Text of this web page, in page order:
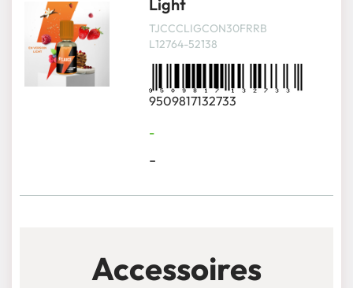
Light
TJCCCLIGCON30FRRB
L12764-52138
9509817132733
-
-
Accessoires